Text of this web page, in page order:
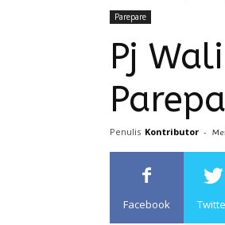
Parepare
Pj
Penulis Kontributor -
Facebook